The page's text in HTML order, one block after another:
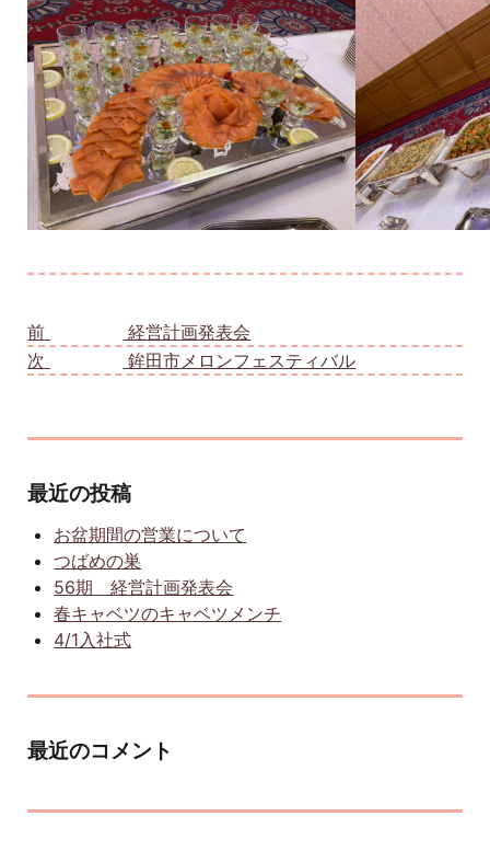
前
経営計画発表会
次
鉾田市メロンフェスティバル
最近の投稿
お盆期間の営業について
つばめの巣
56期 経営計画発表会
春キャベツのキャベツメンチ
4/1入社式
最近のコメント